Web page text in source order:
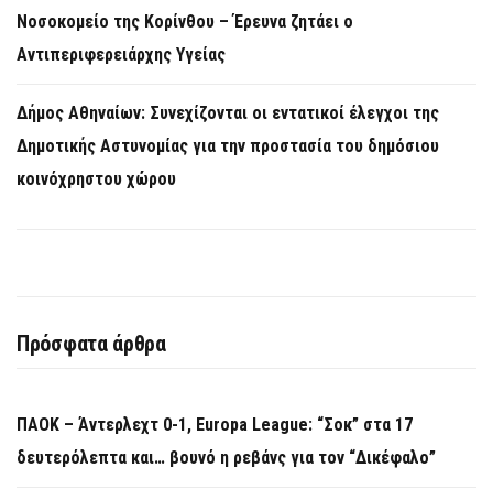
Νοσοκομείο της Κορίνθου – Έρευνα ζητάει ο
Αντιπεριφερειάρχης Υγείας
Δήμος Αθηναίων: Συνεχίζονται οι εντατικοί έλεγχοι της
Δημοτικής Αστυνομίας για την προστασία του δημόσιου
κοινόχρηστου χώρου
Πρόσφατα άρθρα
ΠΑΟΚ – Άντερλεχτ 0-1, Europa League: “Σοκ” στα 17
δευτερόλεπτα και… βουνό η ρεβάνς για τον “Δικέφαλο”